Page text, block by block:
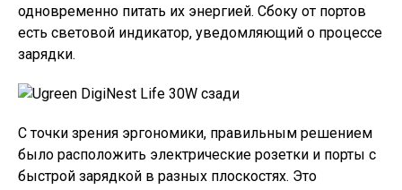
одновременно питать их энергией. Сбоку от портов
есть световой индикатор, уведомляющий о процессе
зарядки.
С точки зрения эргономики, правильным решением
было расположить электрические розетки и порты с
быстрой зарядкой в разных плоскостях. Это